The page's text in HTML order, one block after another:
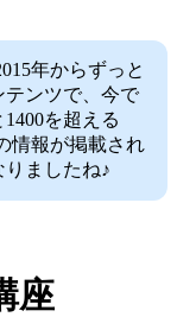
年からずっと
テンツで、今で
を超える
情報が掲載され
ましたね♪
座